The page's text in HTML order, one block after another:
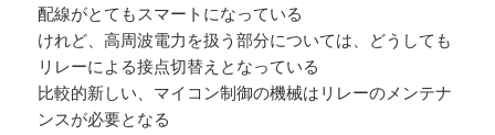
配線がとてもスマートになっている
けれど、高周波電力を扱う部分については、どうしても
リレーによる接点切替えとなっている
比較的新しい、マイコン制御の機械はリレーのメンテナ
ンスが必要となる